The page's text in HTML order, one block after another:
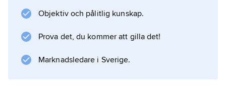
också tunna, raka utskott som kallas
pili
fimbrier
Objektiv och pålitlig kunskap.
Prova det, du kommer att gilla det!
Marknadsledare i Sverige.